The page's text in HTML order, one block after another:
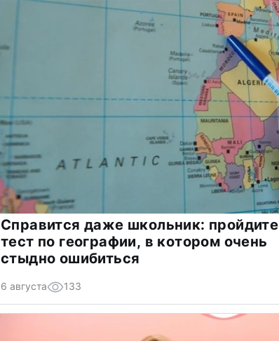
Справится даже школьник: пройдите
тест по географии, в котором очень
стыдно ошибиться
6 августа 133